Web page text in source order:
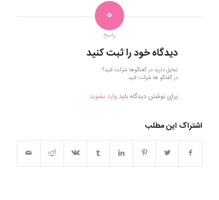
0
پاسخ
دیدگاه خود را ثبت کنید
تمایل دارید در گفتگوها شرکت کنید؟
در گفتگو ها شرکت کنید.
برای نوشتن دیدگاه باید وارد بشوید.
اشتراک این مطلب